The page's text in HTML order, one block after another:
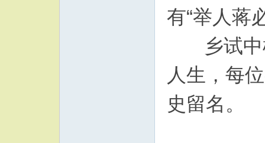
有“举人蒋
乡试中
人生，每
史留名。